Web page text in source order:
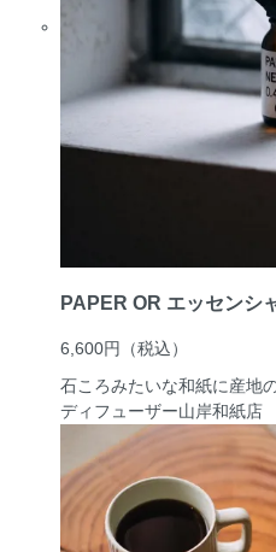
PAPER OR エッセンシ
6,600円
（税込）
石ころみたいな和紙に産地
ディフューザー山岸和紙店